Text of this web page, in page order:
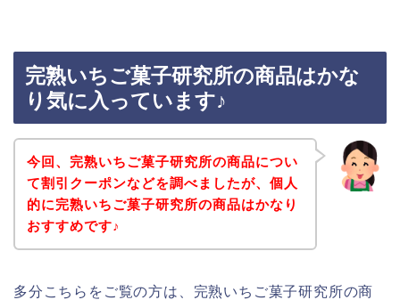
完熟いちご菓子研究所の商品はかな
り気に入っています♪
今回、完熟いちご菓子研究所の商品につい
て割引クーポンなどを調べましたが、個人
的に完熟いちご菓子研究所の商品はかなり
おすすめです♪
多分こちらをご覧の方は、完熟いちご菓子研究所の商